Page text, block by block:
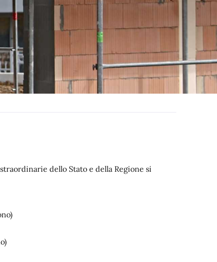
dello Stato e della Regione si